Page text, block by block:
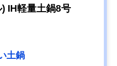
IH軽量土鍋8号
土鍋